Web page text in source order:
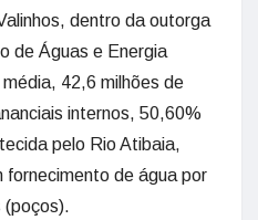
dentro da outorga
de Águas e Energia
42,6 milhões de
internos, 50,60%
pelo Rio Atibaia,
de água por
(poços).